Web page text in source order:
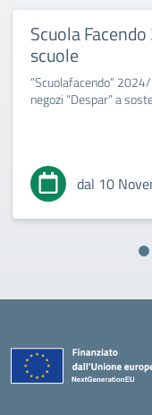
Scuola
scuole
“Scuolafacendo”
negozi “Despar” a
dal 10